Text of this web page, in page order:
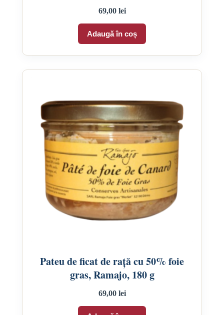
69,00 lei
Adaugă în coș
Pateu de ficat de rață cu 50% foie
gras, Ramajo, 180 g
69,00 lei